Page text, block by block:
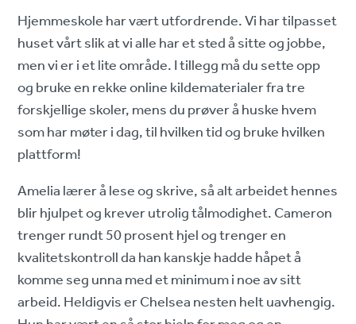
Hjemmeskole har vært utfordrende. Vi har tilpasset
huset vårt slik at vi alle har et sted å sitte og jobbe,
men vi er i et lite område. I tillegg må du sette opp
og bruke en rekke online kildematerialer fra tre
forskjellige skoler, mens du prøver å huske hvem
som har møter i dag, til hvilken tid og bruke hvilken
plattform!
Amelia lærer å lese og skrive, så alt arbeidet hennes
blir hjulpet og krever utrolig tålmodighet. Cameron
trenger rundt 50 prosent hjel og trenger en
kvalitetskontroll da han kanskje hadde håpet å
komme seg unna med et minimum i noe av sitt
arbeid. Heldigvis er Chelsea nesten helt uavhengig.